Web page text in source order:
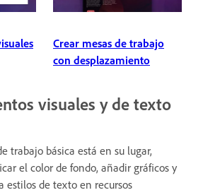
Crear mesas de trabajo
con desplazamiento
visuales y de texto
trabajo básica está en su lugar,
el color de fondo, añadir gráficos y
estilos de texto en recursos